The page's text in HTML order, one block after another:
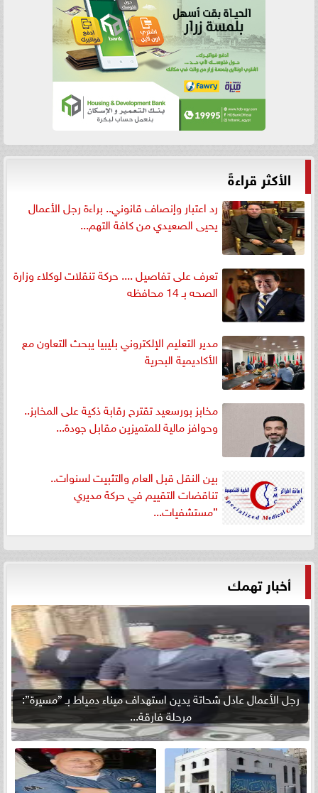
الأكثر قراءةً
رد اعتبار وإنصاف قانوني.. براءة رجل الأعمال
يحيى الصعيدي من كافة التهم...
تعرف على تفاصيل .... حركة تنقلات لوكلاء وزارة
الصحه بـ 14 محافظه
مدير التعليم الإلكتروني بليبيا يبحث التعاون مع
الأكاديمية البحرية
مخابز بورسعيد تقترح رقابة ذكية على المخابز..
وحوافز مالية للمتميزين مقابل جودة...
بين النقل قبل العام والتثبيت لسنوات..
تناقضات التقييم في حركة مديري
”مستشفيات...
أخبار تهمك
رجل الأعمال عادل شحاتة يدين استهداف ميناء دمياط بـ ”مسيرة”:
مرحلة فارقة...